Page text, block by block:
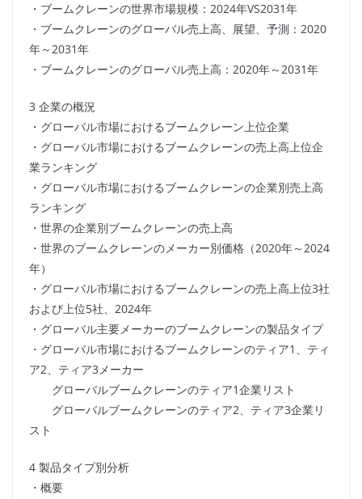
・ブームクレーンの世界市場規模：2024年VS2031年
・ブームクレーンのグローバル売上高、展望、予測：2020
年～2031年
・ブームクレーンのグローバル売上高：2020年～2031年
3 企業の概況
・グローバル市場におけるブームクレーン上位企業
・グローバル市場におけるブームクレーンの売上高上位企
業ランキング
・グローバル市場におけるブームクレーンの企業別売上高
ランキング
・世界の企業別ブームクレーンの売上高
・世界のブームクレーンのメーカー別価格（2020年～2024
年）
・グローバル市場におけるブームクレーンの売上高上位3社
および上位5社、2024年
・グローバル主要メーカーのブームクレーンの製品タイプ
・グローバル市場におけるブームクレーンのティア1、ティ
ア2、ティア3メーカー
グローバルブームクレーンのティア1企業リスト
グローバルブームクレーンのティア2、ティア3企業リ
スト
4 製品タイプ別分析
・概要